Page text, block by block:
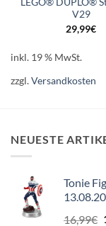
V29
29,99€
inkl. 19 % MwSt.
zzgl.Versandkosten
NEUESTE
Tonie
16,99€